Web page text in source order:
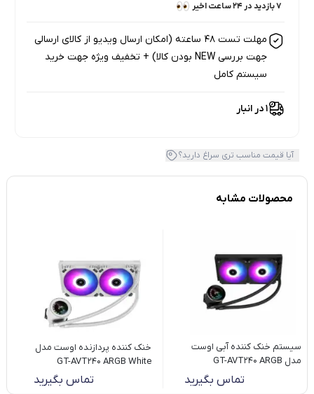
7 بازدید در ۲۴ ساعت اخیر
7 خریدار در ۱ ماه اخیر
مهلت تست 48 ساعته (امکان ارسال ویدیو از کالای ارسالی
جهت بررسی NEW بودن کالا) + تخفیف ویژه جهت خرید
سیستم کامل
1 در انبار
آیا قیمت مناسب تری سراغ دارید؟
محصولات مشابه
سیستم خنک کننده آبی اوست
مدل GT-AVT240 ARGB
تماس بگیرید
خنک کننده پردازنده اوست مدل
GT-AVT240 ARGB White
تماس بگیرید